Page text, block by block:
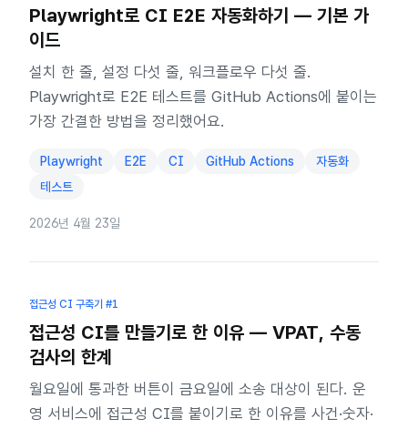
Playwright로 CI E2E 자동화하기 — 기본 가
이드
설치 한 줄, 설정 다섯 줄, 워크플로우 다섯 줄.
Playwright로 E2E 테스트를 GitHub Actions에 붙이는
가장 간결한 방법을 정리했어요.
Playwright E2E CI GitHub Actions
자동화
테스트
2026년 4월 23일
접근성 CI 구축기 #1
접근성 CI를 만들기로 한 이유 — VPAT, 수동
검사의 한계
월요일에 통과한 버튼이 금요일에 소송 대상이 된다. 운
영 서비스에 접근성 CI를 붙이기로 한 이유를 사건·숫자·